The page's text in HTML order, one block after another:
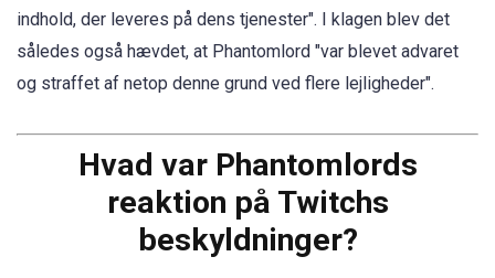
indhold, der leveres på dens tjenester". I klagen blev det
således også hævdet, at Phantomlord "var blevet advaret
og straffet af netop denne grund ved flere lejligheder".
Hvad var Phantomlords
reaktion på Twitchs
beskyldninger?